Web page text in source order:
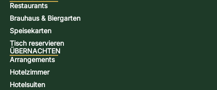
Restaurants
Brauhaus & Biergarten
Speisekarten
Tisch reservieren
ÜBERNACHTEN
Arrangements
Hotelzimmer
Hotelsuiten